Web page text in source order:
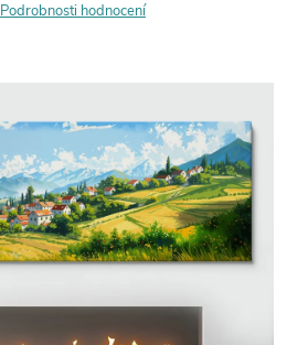
Podrobnosti hodnocení